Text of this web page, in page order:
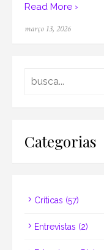
Read More ›
Posted
março 13, 2026
Categorias
Críticas (57)
Entrevistas (2)